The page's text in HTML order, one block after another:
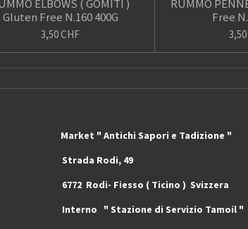
ELBOWS ( GOMITI )
Gluten Free N.160 400G
3,50 CHF
RUMMO
Free
e Tadizione "
Rodi, 49
( Ticino ) Svizzera
di Servizio Tamoil "